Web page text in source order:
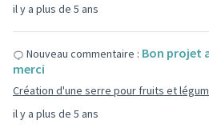
il y a plus de 5 ans
il y a plus de 5 ans
Nouveau commentaire : Bon projet
merci
Création d'une serre pour fruits et